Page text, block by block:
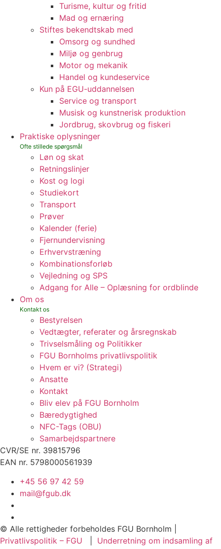
Turisme, kultur og fritid
Mad og ernæring
Stiftes bekendtskab med
Omsorg og sundhed
Miljø og genbrug
Motor og mekanik
Handel og kundeservice
Kun på EGU-uddannelsen
Service og transport
Musisk og kunstnerisk produktion
Jordbrug, skovbrug og fiskeri
Praktiske oplysninger
Løn og skat
Retningslinjer
Kost og logi
Studiekort
Transport
Prøver
Kalender (ferie)
Fjernundervisning
Erhvervstræning
Kombinationsforløb
Vejledning og SPS
Adgang for Alle – Oplæsning for ordblinde
Om os
Bestyrelsen
Vedtægter, referater og årsregnskab
Trivselsmåling og Politikker
FGU Bornholms privatlivspolitik
Hvem er vi? (Strategi)
Ansatte
Kontakt
Bliv elev på FGU Bornholm
Bæredygtighed
NFC-Tags (OBU)
Samarbejdspartnere
CVR/SE nr. 39815796
EAN nr. 5798000561939
+45 56 97 42 59
mail@fgub.dk
© Alle rettigheder forbeholdes FGU Bornholm |
Privatlivspolitik – FGU
Underretning om indsamling af